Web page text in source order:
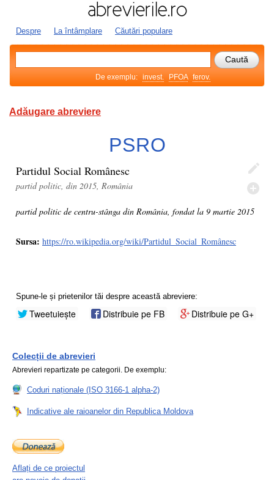
Despre La întâmplare Căutări populare
De exemplu: invest. PFOA ferov.
Adăugare abreviere
PSRO
Partidul Social Românesc
partid politic, din 2015, România
partid politic de centru-stânga din România, fondat la 9 martie 2015
Sursa: https://ro.wikipedia.org/wiki/Partidul_Social_Românesc
Spune-le și prietenilor tăi despre această abreviere:
Tweetuiește Distribuie pe FB Distribuie pe G+
Colecții de abrevieri
Abrevieri repartizate pe categorii. De exemplu:
Coduri naționale (ISO 3166-1 alpha-2)
Indicative ale raioanelor din Republica Moldova
Aflați de ce proiectul